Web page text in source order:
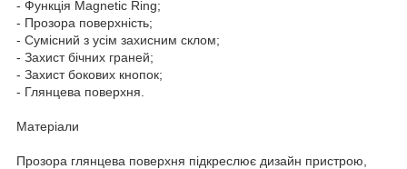
- Функція Magnetic Ring;
- Прозора поверхність;
- Сумісний з усім захисним склом;
- Захист бічних граней;
- Захист бокових кнопок;
- Глянцева поверхня.
Матеріали
Прозора глянцева поверхня підкреслює дизайн пристрою,